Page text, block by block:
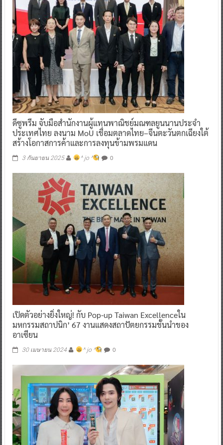
ดีซูพรีม จับมือสำนักงานผู้แทนพาณิชย์มณฑลยูนนานประจำ
ประเทศไทย ลงนาม MoU เชื่อมตลาดไทย–จีนตะวันตกเฉียงใต้
สร้างโอกาสการค้าและการลงทุนข้ามพรมแดน
3 กันยายน 2025 ^ jo ^ 0
เปิดตัวอย่างยิ่งใหญ่! กับ Pop-up Taiwan Excellenceใน
มหกรรมสถาปนิก’ 67 งานแสดงสถาปัตยกรรมชั้นนำของ
อาเซียน
30 เมษายน 2024 ^ jo ^ 0